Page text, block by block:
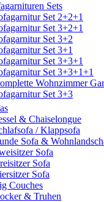
Sets
Set 2+2+1
Set 3+2+1
Set 3+2
Set 3+1
Set 3+3+1
Set 3+3+1+1
Wohnzimmer
Set 3+3
& Chaiselongue
/ Klappsofa
Sofa &
Sofa
Sofa
Sofa
Couches
& Truhen